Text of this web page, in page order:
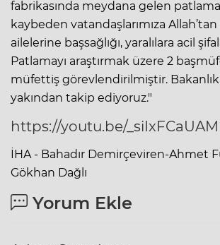
fabrikasında meydana gelen
kaybeden vatandaşlarımıza
ailelerine başsağlığı, yaralılara acil
Patlamayı araştırmak üzere 2
müfettiş görevlendirilmiştir.
yakından takip ediyoruz."
https://youtu.be/_siIxFCaUAM
İHA - Bahadır Demirçeviren-Ahmet
Gökhan Dağlı
Yorum Ekle